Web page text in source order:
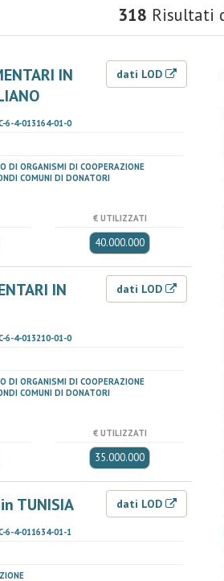
318 Risultati
IN
dati LOD
6-4-013164-01-0
DI ORGANISMI DI COOPERAZIONE
COMUNI DI DONATORI
€ UTILIZZATI
40.000.000
IN
dati LOD
6-4-013210-01-0
DI ORGANISMI DI COOPERAZIONE
COMUNI DI DONATORI
€ UTILIZZATI
35.000.000
TUNISIA dati LOD
6-4-011634-01-1